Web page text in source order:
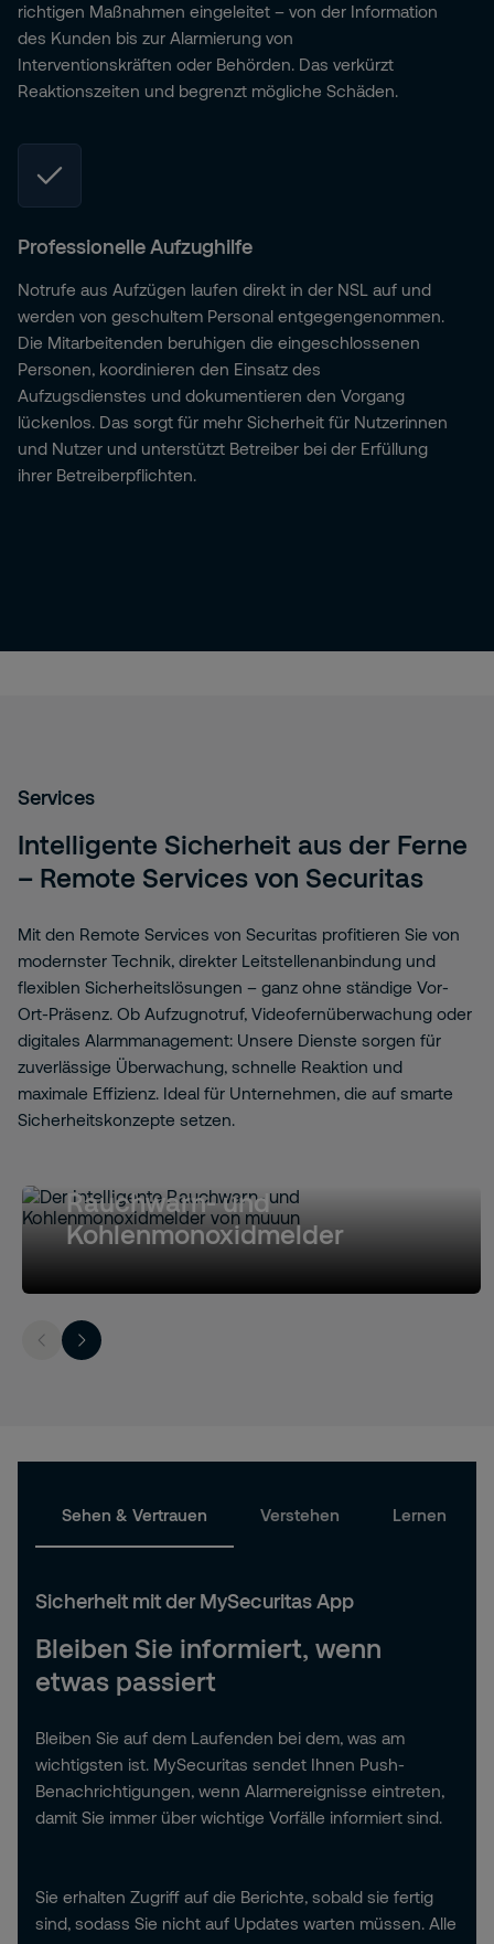
richtigen Maßnahmen eingeleitet – von der Information
des Kunden bis zur Alarmierung von
Interventionskräften oder Behörden. Das verkürzt
Reaktionszeiten und begrenzt mögliche Schäden.
Professionelle Aufzughilfe
Notrufe aus Aufzügen laufen direkt in der NSL auf und
werden von geschultem Personal entgegengenommen.
Die Mitarbeitenden beruhigen die eingeschlossenen
Personen, koordinieren den Einsatz des
Aufzugsdienstes und dokumentieren den Vorgang
lückenlos. Das sorgt für mehr Sicherheit für Nutzerinnen
und Nutzer und unterstützt Betreiber bei der Erfüllung
ihrer Betreiberpflichten.
Services
Intelligente Sicherheit aus der Ferne
– Remote Services von Securitas
Mit den Remote Services von Securitas profitieren Sie von
modernster Technik, direkter Leitstellenanbindung und
flexiblen Sicherheitslösungen – ganz ohne ständige Vor-
Ort-Präsenz. Ob Aufzugnotruf, Videofernüberwachung oder
digitales Alarmmanagement: Unsere Dienste sorgen für
zuverlässige Überwachung, schnelle Reaktion und
maximale Effizienz. Ideal für Unternehmen, die auf smarte
Sicherheitskonzepte setzen.
Rauchwarn- und
Kohlenmonoxidmelder
Sehen & Vertrauen Verstehen Lernen
Sicherheit mit der MySecuritas App
Bleiben Sie informiert, wenn
etwas passiert
Bleiben Sie auf dem Laufenden bei dem, was am
wichtigsten ist. MySecuritas sendet Ihnen Push-
Benachrichtigungen, wenn Alarmereignisse eintreten,
damit Sie immer über wichtige Vorfälle informiert sind.
Sie erhalten Zugriff auf die Berichte, sobald sie fertig
sind, sodass Sie nicht auf Updates warten müssen. Alle